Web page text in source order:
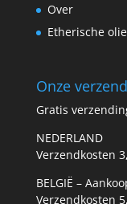
Over
Etherische
Onze
Gratis
NEDERLAND
Verzendkosten
BELGIË –
Verzendkosten